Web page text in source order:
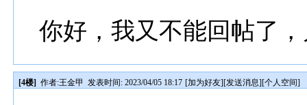
你好，我又不能回帖了
[4楼] 作者:王金甲 发表时间: 2023/04/05 18:17 [加为好友][发送消息][个人空间]